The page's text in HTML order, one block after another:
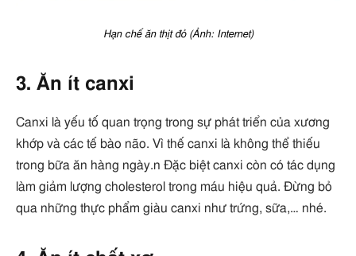
Hạn chế ăn thịt đỏ (Ảnh: Internet)
3. Ăn ít canxi
Canxi là yếu tố quan trọng trong sự phát triển của xương
khớp và các tế bào não. Vì thế canxi là không thể thiếu
trong bữa ăn hàng ngày.n Đặc biệt canxi còn có tác dụng
làm giảm lượng cholesterol trong máu hiệu quả. Đừng bỏ
qua những thực phẩm giàu canxi như trứng, sữa,… nhé.